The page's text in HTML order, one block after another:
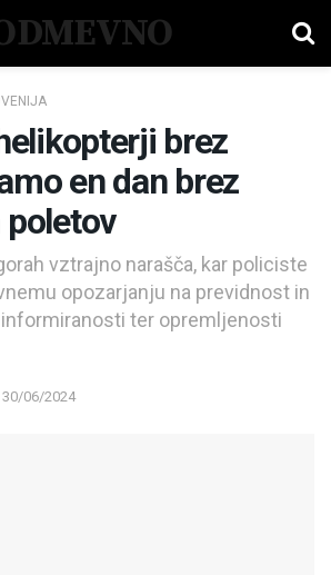
brez
en dan brez
poletov
vztrajno narašča, kar policiste
opozarjanju na previdnost in
ter opremljenosti
30/06/2024